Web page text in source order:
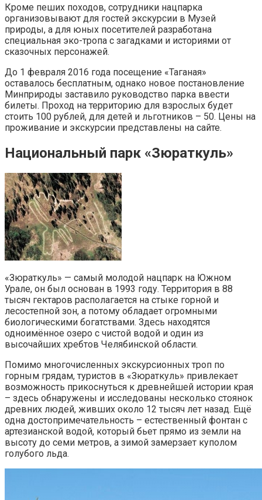
Кроме пеших походов, сотрудники нацпарка
организовывают для гостей экскурсии в Музей
природы, а для юных посетителей разработана
специальная эко-тропа с загадками и историями от
сказочных персонажей.
До 1 февраля 2016 года посещение «Таганая»
оставалось бесплатным, однако новое постановление
Минприроды заставило руководство парка ввести
билеты. Проход на территорию для взрослых будет
стоить 100 рублей, для детей и льготников – 50. Цены на
проживание и экскурсии представлены на сайте.
Национальный парк «Зюраткуль»
«Зюраткуль» — самый молодой нацпарк на Южном
Урале, он был основан в 1993 году. Территория в 88
тысяч гектаров располагается на стыке горной и
лесостепной зон, а потому обладает огромными
биологическими богатствами. Здесь находятся
одноимённое озеро с чистой водой и один из
высочайших хребтов Челябинской области.
Помимо многочисленных экскурсионных троп по
горным грядам, туристов в «Зюраткуль» привлекает
возможность прикоснуться к древнейшей истории края
– здесь обнаружены и исследованы несколько стоянок
древних людей, живших около 12 тысяч лет назад. Ещё
одна достопримечательность – естественный фонтан с
артезианской водой, который бьет прямо из земли на
высоту до семи метров, а зимой замерзает куполом
голубого льда.